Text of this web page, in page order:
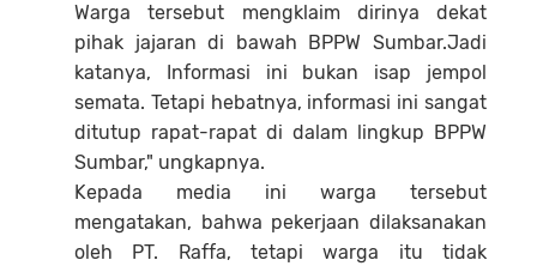
Warga tersebut mengklaim dirinya dekat
pihak jajaran di bawah BPPW Sumbar.Jadi
katanya, Informasi ini bukan isap jempol
semata. Tetapi hebatnya, informasi ini sangat
ditutup rapat-rapat di dalam lingkup BPPW
Sumbar," ungkapnya.
Kepada media ini warga tersebut
mengatakan, bahwa pekerjaan dilaksanakan
oleh PT. Raffa, tetapi warga itu tidak